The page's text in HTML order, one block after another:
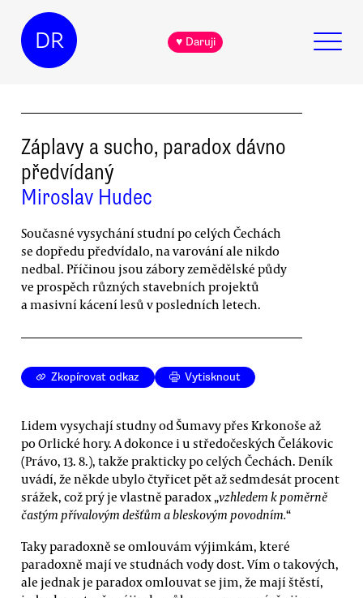
DR ♥ Daruji
Záplavy a sucho, paradox dávno
předvídaný
Miroslav Hudec
Současné vysychání studní po celých Čechách
se dopředu předvídalo, na varování ale nikdo
nedbal. Příčinou jsou zábory zemědělské půdy
ve prospěch různých stavebních projektů
a masivní kácení lesů v posledních letech.
Zkopírovat odkaz Vytisknout
Lidem vysychají studny od Šumavy přes Krkonoše až
po Orlické hory. A dokonce i u středočeských Čelákovic
(Právo, 13. 8.), takže prakticky po celých Čechách. Deník
uvádí, že někde ubylo čtyřicet pět až sedmdesát procent
srážek, což prý je vlastně paradox „vzhledem k poměrně
častým přívalovým dešťům a bleskovým povodním.“
Taky paradoxně se omlouvám výjimkám, které
paradoxně mají ve studnách vody dost. Vím o takových,
ale jednak je paradox omlouvat se jim, že mají štěstí,